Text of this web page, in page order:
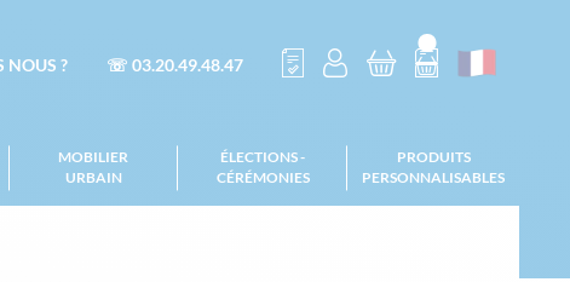
NOUS ? ☏ 03.20.49.48.47
MOBILIER
URBAIN
ÉLECTIONS -
CÉRÉMONIES
PRODUITS
PERSONNALISABLES